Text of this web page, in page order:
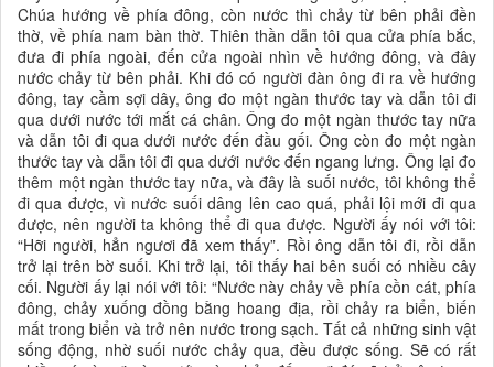
Chúa hướng về phía đông, còn nước thì chảy từ bên phải đền
thờ, về phía nam bàn thờ. Thiên thần dẫn tôi qua cửa phía bắc,
đưa đi phía ngoài, đến cửa ngoài nhìn về hướng đông, và đây
nước chảy từ bên phải. Khi đó có người đàn ông đi ra về hướng
đông, tay cầm sợi dây, ông đo một ngàn thước tay và dẫn tôi đi
qua dưới nước tới mắt cá chân. Ông đo một ngàn thước tay nữa
và dẫn tôi đi qua dưới nước đến đầu gối. Ông còn đo một ngàn
thước tay và dẫn tôi đi qua dưới nước đến ngang lưng. Ông lại đo
thêm một ngàn thước tay nữa, và đây là suối nước, tôi không thể
đi qua được, vì nước suối dâng lên cao quá, phải lội mới đi qua
được, nên người ta không thể đi qua được. Người ấy nói với tôi:
“Hỡi người, hẳn ngươi đã xem thấy”. Rồi ông dẫn tôi đi, rồi dẫn
trở lại trên bờ suối. Khi trở lại, tôi thấy hai bên suối có nhiều cây
cối. Người ấy lại nói với tôi: “Nước này chảy về phía cồn cát, phía
đông, chảy xuống đồng bằng hoang địa, rồi chảy ra biển, biến
mất trong biển và trở nên nước trong sạch. Tất cả những sinh vật
sống động, nhờ suối nước chảy qua, đều được sống. Sẽ có rất